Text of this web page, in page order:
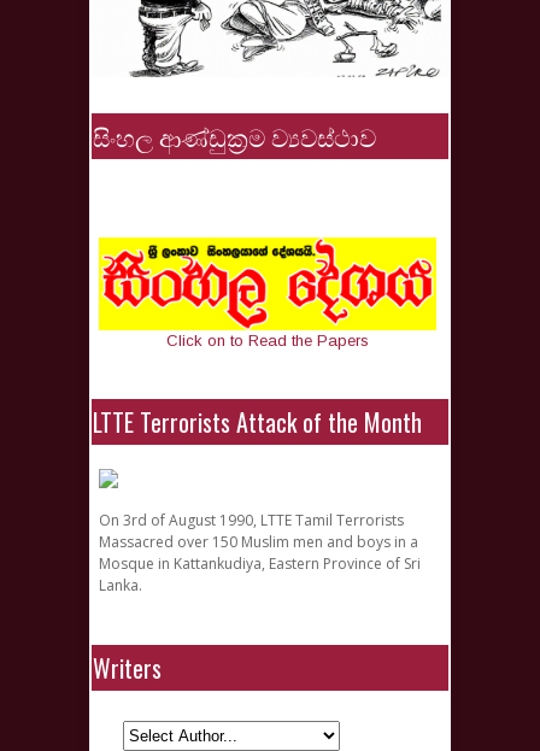
සිංහල ආණ්ඩුක්‍රම ව්‍යවස්ථාව
Click on to Read the Papers
LTTE Terrorists Attack of the Month
On 3rd of August 1990, LTTE Tamil Terrorists
Massacred over 150 Muslim men and boys in a
Mosque in Kattankudiya, Eastern Province of Sri
Lanka.
Writers